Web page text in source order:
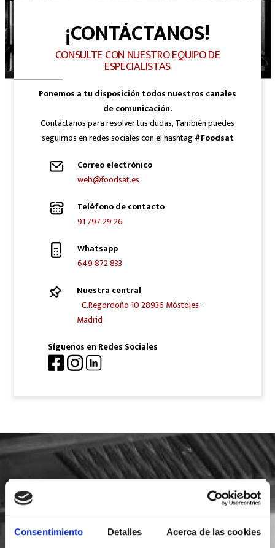
Consentimiento Detalles Acerca de las cookies
¡CONTÁCTANOS!
CONSULTE CON NUESTRO EQUIPO DE
ESPECIALISTAS
Ponemos a tu disposición todos nuestros canales
de comunicación.
Contáctanos para resolver tus dudas, También puedes
seguirnos en redes sociales con el hashtag#Foodsat
Correo electrónico
web@foodsat.es
Teléfono de contacto
91 797 29 26
Whatsapp
649 872 833
Nuestra central
C.Regordoño 10 28936 Móstoles -
Madrid
Síguenos en Redes Sociales
SOLICITA INFORMACIÓN